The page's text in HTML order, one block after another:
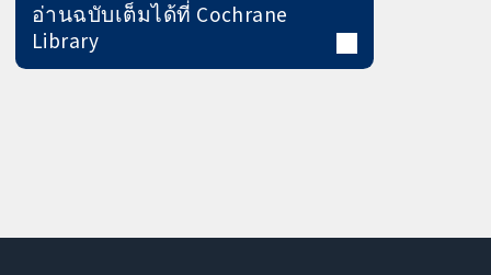
อ่านฉบับเต็มได้ที่ Cochrane
Library